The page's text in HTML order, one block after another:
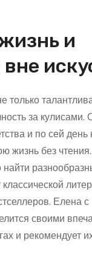
и
только
за
и по сей день
жизнь без
Елена с
своими
и рекомендует